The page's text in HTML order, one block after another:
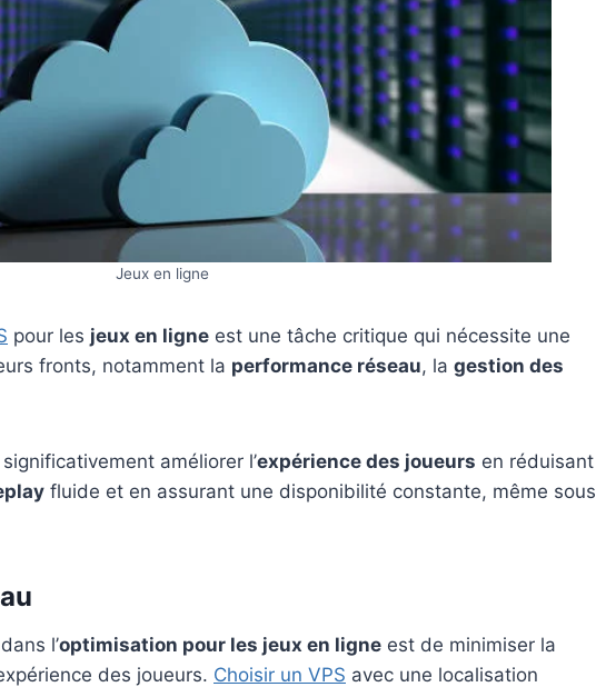
Jeux en ligne
pour les jeux en ligne est une tâche critique qui nécessite une
fronts, notamment la performance réseau, la gestion des
améliorer l’expérience des joueurs en réduisant
fluide et en assurant une disponibilité constante, même sous
l’optimisation pour les jeux en ligne est de minimiser la
des joueurs. Choisir un VPS avec une localisation